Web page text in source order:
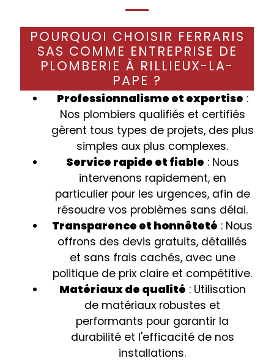
POURQUOI CHOISIR FERRARIS
SAS COMME ENTREPRISE DE
PLOMBERIE À RILLIEUX-LA-
PAPE ?
Professionnalisme et expertise :
Nos plombiers qualifiés et certifiés
gèrent tous types de projets, des plus
simples aux plus complexes.
Service rapide et fiable : Nous
intervenons rapidement, en
particulier pour les urgences, afin de
résoudre vos problèmes sans délai.
Transparence et honnêteté : Nous
offrons des devis gratuits, détaillés
et sans frais cachés, avec une
politique de prix claire et compétitive.
Matériaux de qualité : Utilisation
de matériaux robustes et
performants pour garantir la
durabilité et l'efficacité de nos
installations.